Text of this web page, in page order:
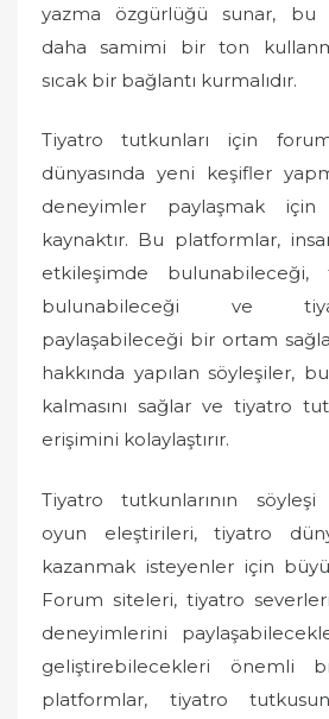
yazma özgürlüğü sunar, bu
daha samimi bir ton
sıcak bir bağlantı kurmalıdır.
Tiyatro tutkunları için
dünyasında yeni keşifler
deneyimler paylaşmak
kaynaktır. Bu platformlar,
etkileşimde bulunabileceği,
bulunabileceği ve
paylaşabileceği bir ortam
hakkında yapılan söyleşiler,
kalmasını sağlar ve tiyatro
erişimini kolaylaştırır.
Tiyatro tutkunlarının söyleşi
oyun eleştirileri, tiyatro
kazanmak isteyenler için
Forum siteleri, tiyatro
deneyimlerini
geliştirebilecekleri önemli
platformlar, tiyatro